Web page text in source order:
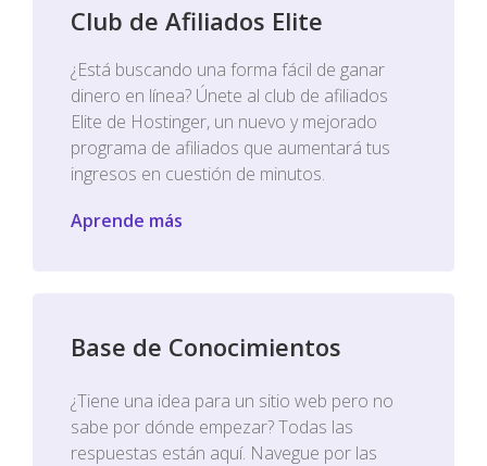
Club de Afiliados Elite
¿Está buscando una forma fácil de ganar
dinero en línea? Únete al club de afiliados
Elite de Hostinger, un nuevo y mejorado
programa de afiliados que aumentará tus
ingresos en cuestión de minutos.
Aprende más
Base de Conocimientos
¿Tiene una idea para un sitio web pero no
sabe por dónde empezar? Todas las
respuestas están aquí. Navegue por las